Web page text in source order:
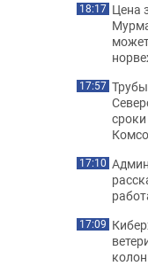
18:17 Цена
17:57
17:10
17:09